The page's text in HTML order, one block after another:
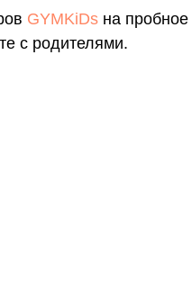
GYMKiDs на
с родителями.